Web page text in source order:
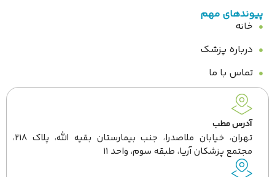
پیوندهای مهم
خانه
درباره پزشک
تماس با ما
آدرس مطب
تهران، خیابان ملاصدرا، جنب بیمارستان بقیه الله، پلاک ۲۱۸،
مجتمع پزشکان آریا، طبقه سوم، واحد ۱۱